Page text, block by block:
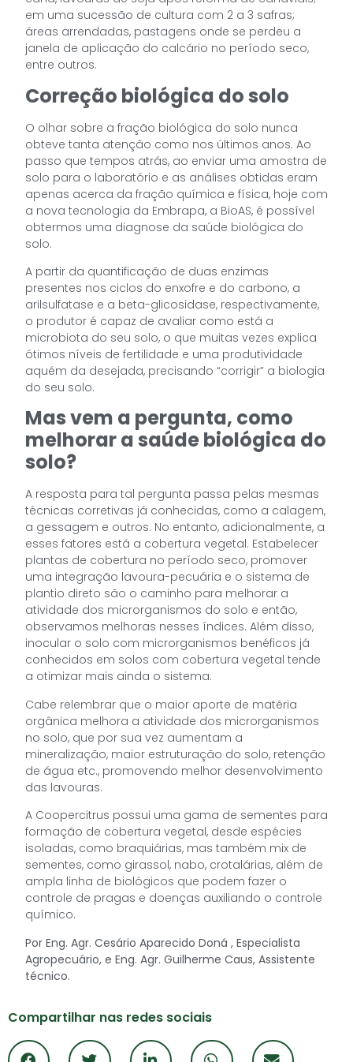
em uma sucessão de cultura com 2 a 3 safras;
áreas arrendadas, pastagens onde se perdeu a
janela de aplicação do calcário no período seco,
entre outros.
Correção biológica do solo
O olhar sobre a fração biológica do solo nunca
obteve tanta atenção como nos últimos anos. Ao
passo que tempos atrás, ao enviar uma amostra de
solo para o laboratório e as análises obtidas eram
apenas acerca da fração química e física, hoje com
a nova tecnologia da Embrapa, a BioAS, é possível
obtermos uma diagnose da saúde biológica do
solo.
A partir da quantificação de duas enzimas
presentes nos ciclos do enxofre e do carbono, a
arilsulfatase e a beta-glicosidase, respectivamente,
o produtor é capaz de avaliar como está a
microbiota do seu solo, o que muitas vezes explica
ótimos níveis de fertilidade e uma produtividade
aquém da desejada, precisando “corrigir” a biologia
do seu solo.
Mas vem a pergunta, como
melhorar a saúde biológica do
solo?
A resposta para tal pergunta passa pelas mesmas
técnicas corretivas já conhecidas, como a calagem,
a gessagem e outros. No entanto, adicionalmente, a
esses fatores está a cobertura vegetal. Estabelecer
plantas de cobertura no período seco, promover
uma integração lavoura-pecuária e o sistema de
plantio direto são o caminho para melhorar a
atividade dos microrganismos do solo e então,
observamos melhoras nesses índices. Além disso,
inocular o solo com microrganismos benéficos já
conhecidos em solos com cobertura vegetal tende
a otimizar mais ainda o sistema.
Cabe relembrar que o maior aporte de matéria
orgânica melhora a atividade dos microrganismos
no solo, que por sua vez aumentam a
mineralização, maior estruturação do solo, retenção
de água etc., promovendo melhor desenvolvimento
das lavouras.
A Coopercitrus possui uma gama de sementes para
formação de cobertura vegetal, desde espécies
isoladas, como braquiárias, mas também mix de
sementes, como girassol, nabo, crotalárias, além de
ampla linha de biológicos que podem fazer o
controle de pragas e doenças auxiliando o controle
químico.
Por Eng. Agr. Cesário Aparecido Doná , Especialista
Agropecuário, e Eng. Agr. Guilherme Caus, Assistente
técnico.
Compartilhar nas redes sociais